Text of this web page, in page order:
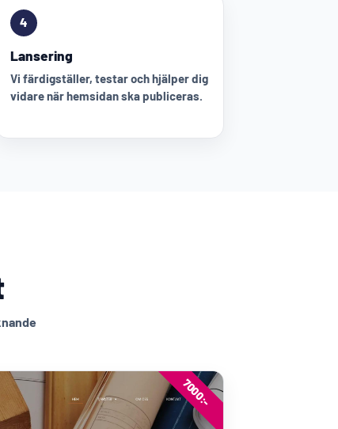
4
Lansering
Vi färdigställer, testar och hjälper dig
vidare när hemsidan ska publiceras.
7000:-